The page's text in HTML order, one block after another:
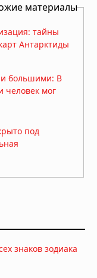
материалы
тайны
Антарктиды
большими: В
человек мог
под
в 1963
знаков зодиака